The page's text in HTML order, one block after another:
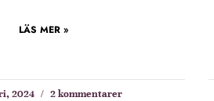
LÄS MER »
2024 2 kommentarer